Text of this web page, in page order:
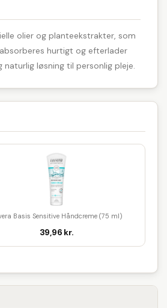
olier og planteekstrakter, som
hurtigt og efterlader
løsning til personlig pleje.
Basis Sensitive Håndcreme (75 ml)
39,96 kr.